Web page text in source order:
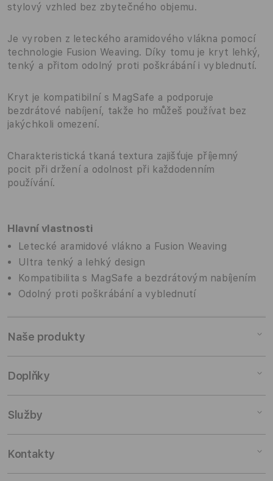
stylový vzhled bez zbytečného objemu.
Je vyroben z leteckého aramidového vlákna pomocí
technologie Fusion Weaving. Díky tomu je kryt lehký,
tenký a přitom odolný proti poškrábání i vyblednutí.
Kryt je kompatibilní s MagSafe a podporuje
bezdrátové nabíjení, takže ho můžeš používat bez
jakýchkoli omezení.
Charakteristická tkaná textura zajišťuje příjemný
pocit při držení a odolnost při každodenním
používání.
Hlavní vlastnosti
Letecké aramidové vlákno a Fusion Weaving
Ultra tenký a lehký design
Kompatibilita s MagSafe a bezdrátovým nabíjením
Odolný proti poškrábání a vyblednutí
Naše produkty
iPhone
AirPods
Doplňky
Doplňky pro Mac
Doplňky pro iPhone
Služby
Pronájem
Kontakty